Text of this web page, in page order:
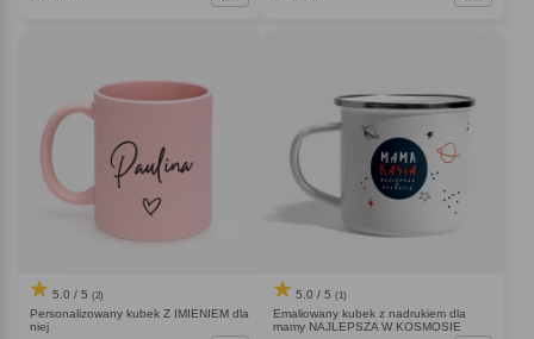
5.0 / 5 (2)
Personalizowany kubek Z IMIENIEM dla
niej
5.0 / 5 (1)
Emaliowany kubek z nadrukiem dla
mamy NAJLEPSZA W KOSMOSIE